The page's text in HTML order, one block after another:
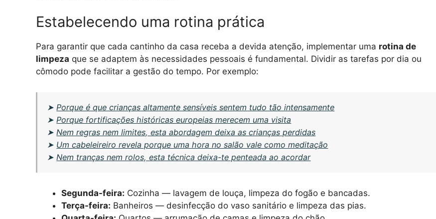
Estabelecendo uma rotina prática
Para garantir que cada cantinho da casa receba a devida atenção, implementar uma rotina de
limpeza que se adaptem às necessidades pessoais é fundamental. Dividir as tarefas por dia ou
cômodo pode facilitar a gestão do tempo. Por exemplo:
➤ Porque é que crianças altamente sensíveis sentem tudo tão intensamente
➤ Porque fortificações históricas europeias merecem uma visita
➤ Nem regras nem limites, esta abordagem deixa as crianças perdidas
➤ Um cabeleireiro revela porque uma hora no salão vale como meditação
➤ Nem tranças nem rolos, esta técnica deixa-te penteada ao acordar
Segunda-feira: Cozinha — lavagem de louça, limpeza do fogão e bancadas.
Terça-feira: Banheiros — desinfecção do vaso sanitário e limpeza das pias.